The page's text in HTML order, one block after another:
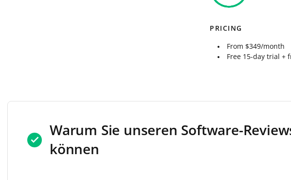
PRICING
From $349/month
Free 15-day trial +
Warum Sie unseren Software-
können